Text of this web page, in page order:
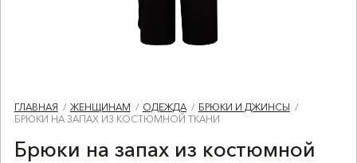
ГЛАВНАЯ ЖЕНЩИНАМ ОДЕЖДА
БРЮКИ И ДЖИНСЫ
БРЮКИ НА ЗАПАХ ИЗ КОСТЮМНОЙ ТКАНИ
Брюки на запах из костюмной